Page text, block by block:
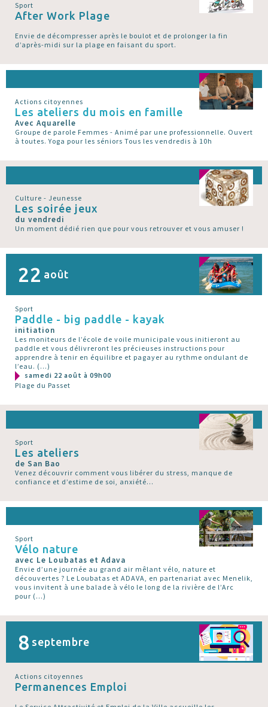
Sport
After Work Plage
Envie de décompresser après le boulot et de prolonger la fin
d’après-midi sur la plage en faisant du sport.
Actions citoyennes
Les ateliers du mois en famille
Avec Aquarelle
Groupe de parole Femmes - Animé par une professionnelle. Ouvert
à toutes. Yoga pour les séniors Tous les vendredis à 10h
Culture - Jeunesse
Les soirée jeux
du vendredi
Un moment dédié rien que pour vous retrouver et vous amuser !
22 août
Sport
Paddle - big paddle - kayak
initiation
Les moniteurs de l’école de voile municipale vous initieront au
paddle et vous délivreront les précieuses instructions pour
apprendre à tenir en équilibre et pagayer au rythme ondulant de
l’eau. (…)
samedi 22 août à 09h00
Plage du Passet
Sport
Les ateliers
de San Bao
Venez découvrir comment vous libérer du stress, manque de
confiance et d’estime de soi, anxiété...
Sport
Vélo nature
avec Le Loubatas et Adava
Envie d’une journée au grand air mêlant vélo, nature et
découvertes ? Le Loubatas et ADAVA, en partenariat avec Menelik,
vous invitent à une balade à vélo le long de la rivière de l’Arc
pour (…)
8 septembre
Actions citoyennes
Permanences Emploi